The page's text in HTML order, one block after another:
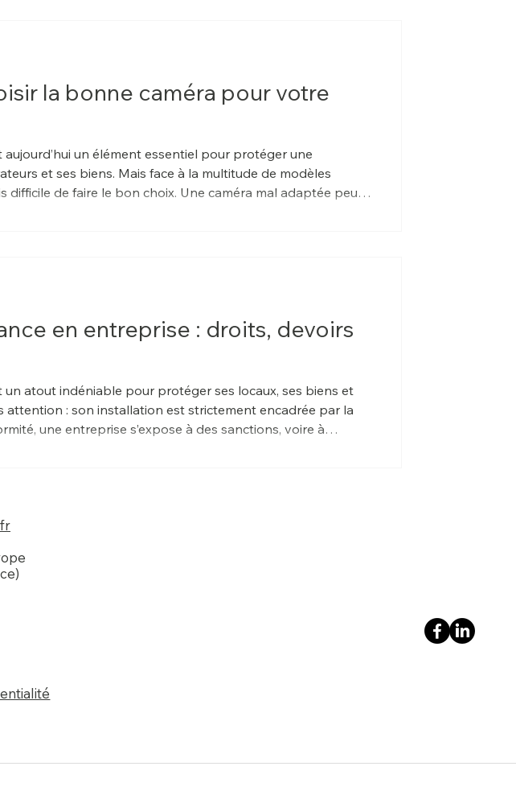
la bonne caméra pour votre
aujourd’hui un élément essentiel pour protéger une
face à la multitude de modèles
difficile de faire le bon choix. Une caméra mal adaptée peut
en entreprise : droits, devoirs
un atout indéniable pour protéger ses locaux, ses biens et
attention : son installation est strictement encadrée par la
une entreprise s’expose à des sanctions, voire à